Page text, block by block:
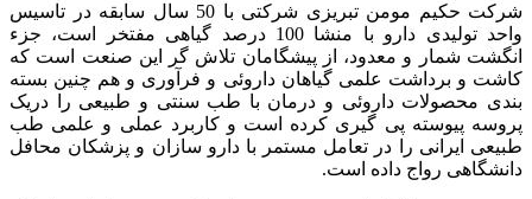
شرکت حکیم مومن تبریزی شرکتی با 50 سال سابقه در تاسیس
واحد تولیدی دارو با منشا 100 درصد گیاهی مفتخر است، جزء
انگشت شمار و معدود، از پیشگامان تلاش گر این صنعت است که
کاشت و برداشت علمی گیاهان داروئی و فرآوری و هم چنین بسته
بندی محصولات داروئی و درمان با طب سنتی و طبیعی را دریک
پروسه پیوسته پی گیری کرده است و کاربرد عملی و علمی طب
طبیعی ایرانی را در تعامل مستمر با دارو سازان و پزشکان محافل
دانشگاهی رواج داده است.